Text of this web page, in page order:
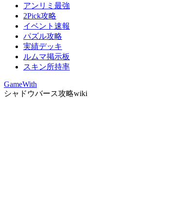
アンリミ最強
2Pick攻略
イベント速報
パズル攻略
実績デッキ
ルムマ掲示板
スキン所持率
GameWith
シャドウバース攻略wiki